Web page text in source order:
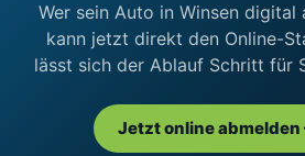
Wer sein Auto in Winsen digital
kann jetzt direkt den Online-
lässt sich der Ablauf Schritt für
Jetzt online abmelden